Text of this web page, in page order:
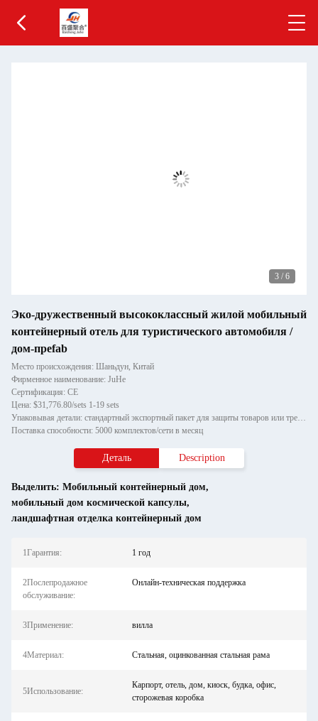
3 / 6
Эко-дружественный высококлассный жилой мобильный
контейнерный отель для туристического автомобиля /
дом-преfab
Место происхождения: Шаньдун, Китай
Фирменное наименование: JuHe
Сертификация: CE
Цена: $31,776.80/sets 1-19 sets
Упаковывая детали: стандартный экспортный пакет для защиты товаров или требований клиента
Поставка способности: 5000 комплектов/сети в месяц
Деталь Description
Выделить: Мобильный контейнерный дом,
мобильный дом космической капсулы,
ландшафтная отделка контейнерный дом
1Гарантия: 1 год
2Послепродажное
обслуживание:
Онлайн-техническая поддержка
3Применение: вилла
4Материал: Стальная, оцинкованная стальная рама
5Использование:
Карпорт, отель, дом, киоск, будка, офис,
сторожевая коробка